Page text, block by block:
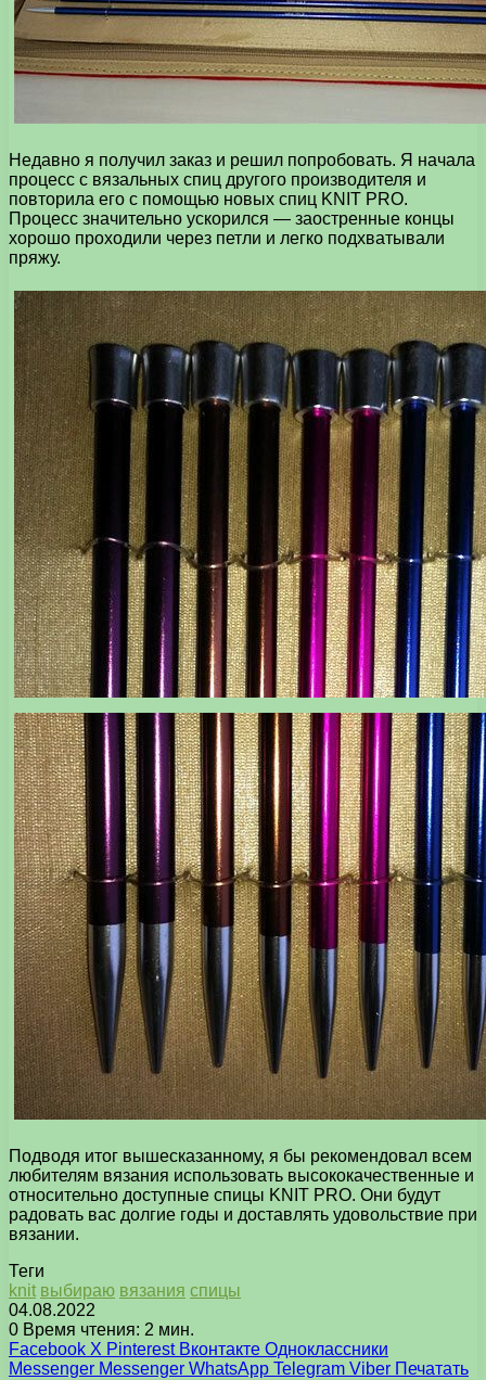
Недавно я получил заказ и решил попробовать. Я начала
процесс с вязальных спиц другого производителя и
повторила его с помощью новых спиц KNIT PRO.
Процесс значительно ускорился — заостренные концы
хорошо проходили через петли и легко подхватывали
пряжу.
Подводя итог вышесказанному, я бы рекомендовал всем
любителям вязания использовать высококачественные и
относительно доступные спицы KNIT PRO. Они будут
радовать вас долгие годы и доставлять удовольствие при
вязании.
Теги
knit выбираю вязания спицы
04.08.2022
0 Время чтения: 2 мин.
Facebook X Pinterest Вконтакте Одноклассники
Messenger Messenger WhatsApp Telegram Viber Печатать